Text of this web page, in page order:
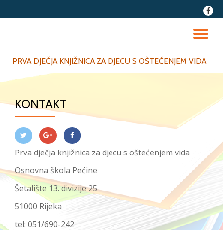
fa-
PRVA DJEČJA KNJIŽNICA ZA DJECU S OŠTEĆENJEM VIDA
KONTAKT
Prva dječja knjižnica za djecu s oštećenjem vida
Osnovna škola Pećine
Šetalište 13. divizije 25
51000 Rijeka
tel: 051/690-242